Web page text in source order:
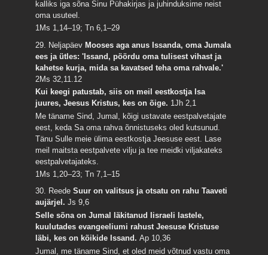
kalliks iga sõna Sinu Pühakirjas ja juhinduksime neist
oma usuteel.
1Ms 1,14–19; Tn 6,1–29
29. NeljapäevMooses aga anus Issanda, oma Jumala
ees ja ütles: 'Issand, pöördu oma tulisest vihast ja
kahetse kurja, mida sa kavatsed teha oma rahvale.'
2Ms 32,11.12
Kui keegi patustab, siis on meil eestkostja Isa
juures, Jeesus Kristus, kes on õige. 1Jh 2,1
Me täname Sind, Jumal, kõigi ustavate eestpalvetajate
eest, keda Sa oma rahva õnnistuseks oled kutsunud.
Tänu Sulle meie ülima eestkostja Jeesuse eest. Lase
meil maitsta eestpalvete vilju ja tee meidki viljakateks
eestpalvetajateks.
1Ms 1,20–23; Tn 7,1–15
30. ReedeSuur on valitsus ja otsatu on rahu Taaveti
aujärjel.Js 9,6
Selle sõna on Jumal läkitanud Iisraeli lastele,
kuulutades evangeeliumi rahust Jeesuse Kristuse
läbi, kes on kõikide Issand.Ap 10,36
Jumal, me täname Sind, et oled meid võtnud vastu oma